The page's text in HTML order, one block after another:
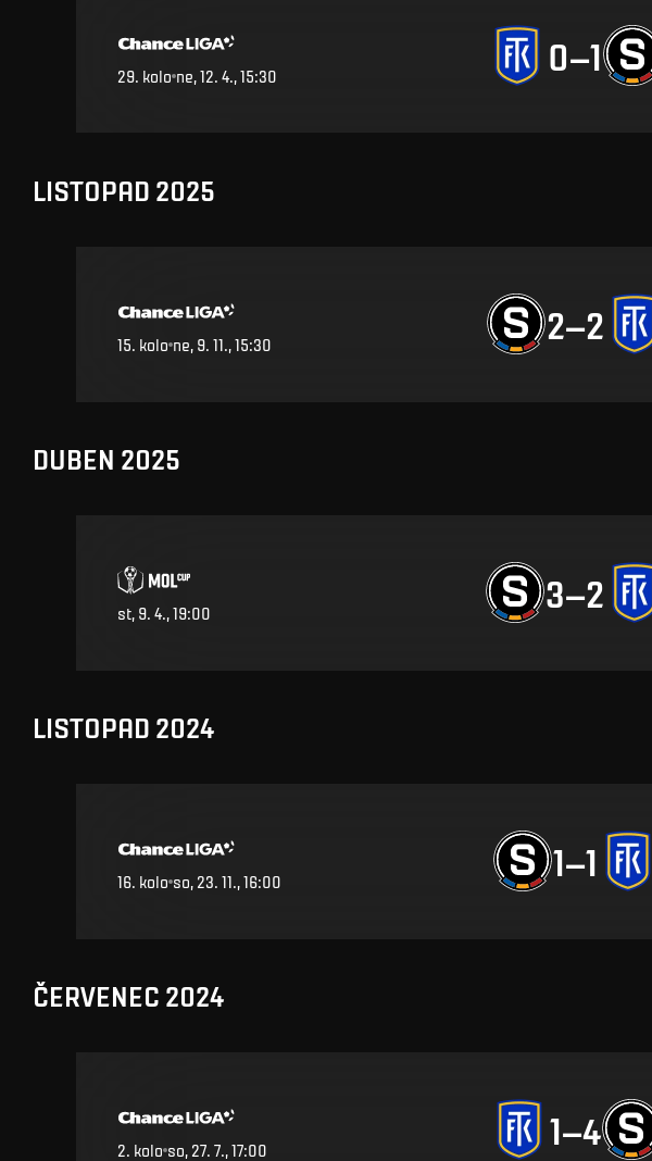
29. kolo ne, 12. 4., 15:30 0–1
LISTOPAD 2025
15. kolo ne, 9. 11., 15:30 2–2
DUBEN 2025
st, 9. 4., 19:00 3–2
LISTOPAD 2024
16. kolo so, 23. 11., 16:00 1–1
ČERVENEC 2024
2. kolo so, 27. 7., 17:00 1–4